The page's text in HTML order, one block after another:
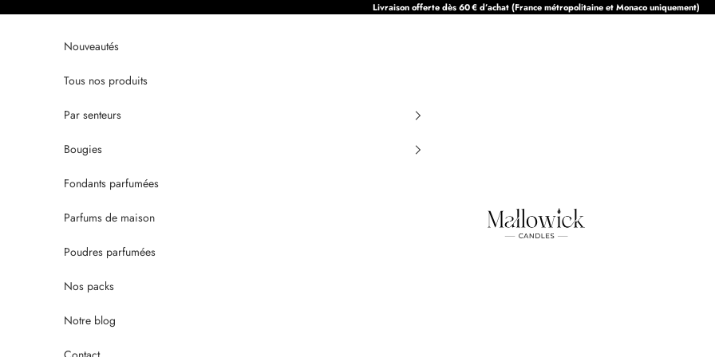
Livraison offerte dès 60 € d’achat (France métropolitaine et Monaco uniquement)
Mallowick Candles
Nouveautés
Tous nos produits
Par senteurs
Bougies
Fondants parfumées
Parfums de maison
Poudres parfumées
Nos packs
Notre blog